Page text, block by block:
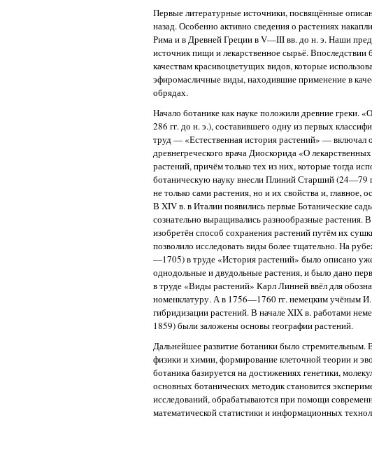
Первые литературные источники, посвящённые
назад. Особенно активно сведения о растениях
Рима и в Древней Греции в V—III вв. до н. э. Наши
источник пищи и лекарственное сырьё.
качествам красивоцветущих видов, которые
эфиромасличные виды, находившие применение в
обрядах.
Начало ботанике как науке положили древние
286 гг. до н. э.), составившего одну из первых
труд — «Естественная история растений» — включал
древнегреческого врача Диоскорида «О
растений, причём только тех из них, которые тогда
ботаническую науку внесли Плиний Старший
не только сами растения, но и их свойства и, главное,
В XIV в. в Италии появились первые Ботанические
сознательно выращивались разнообразные
изобретён способ сохранения растений путём их
позволило исследовать виды более тщательно. На
—1705) в труде «История растений» было описано
однодольные и двудольные растения, и было дано
в труде «Виды растений» Карл Линней ввёл для
номенклатуру. А в 1756—1760 гг. немецким учёным
гибридизации растений. В начале XIX в. работами
1859) были заложены основы географии растений.
Дальнейшее развитие ботаники было стремительным.
физики и химии, формирование клеточной теории и
ботаника базируется на достижениях генетики,
основных ботанических методик становится
исследований, обрабатываются при помощи
математической статистики и информационных